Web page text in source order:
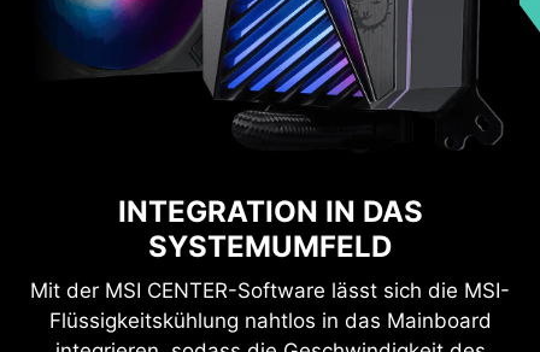
INTEGRATION IN DAS
SYSTEMUMFELD
Mit der MSI CENTER-Software lässt sich die MSI-
Flüssigkeitskühlung nahtlos in das Mainboard